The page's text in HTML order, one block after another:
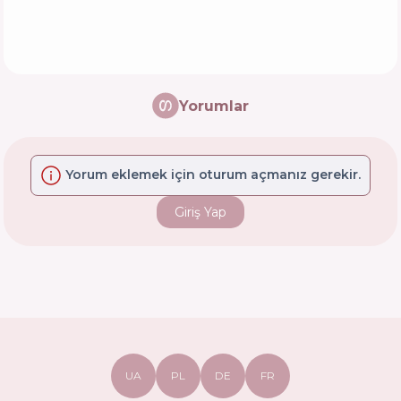
Yorumlar
Yorum eklemek için oturum açmanız gerekir.
Giriş Yap
UA PL DE FR